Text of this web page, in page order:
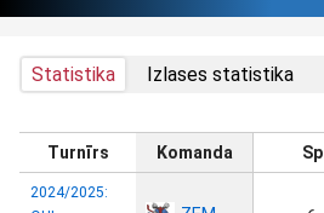
Statistika Izlases statistika
Turnīrs Komanda Sp
2024/2025: